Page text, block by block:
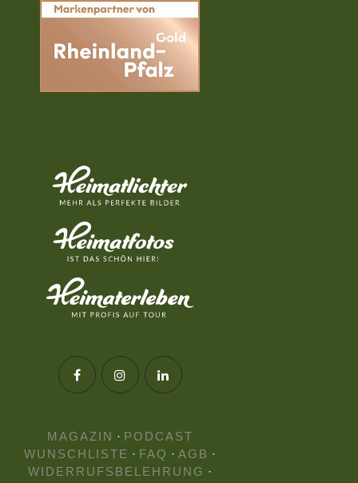
MAGAZIN · PODCAST
WUNSCHLISTE · FAQ · AGB ·
WIDERRUFSBELEHRUNG ·